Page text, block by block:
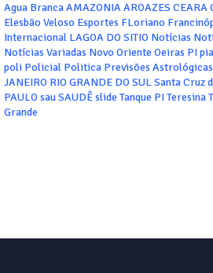
Agua BrancaAMAZONIAAROAZES CEARA
Elesbão Veloso Esportes FLoriano
Internacional LAGOA DO SITIO Notícias
Notícias Variadas Novo Oriente Oeiras PI
poli Policial Politica Previsões Astrológicas
JANEIRO RIO GRANDE DO SUL Santa Cruz
PAULOsauSAUDÊslide Tanque PITeresina
Grande